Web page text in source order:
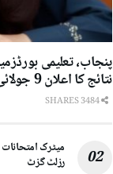
نتائج کا اعلان 9 جولائی کو کریں گے
رزلٹ گزٹ